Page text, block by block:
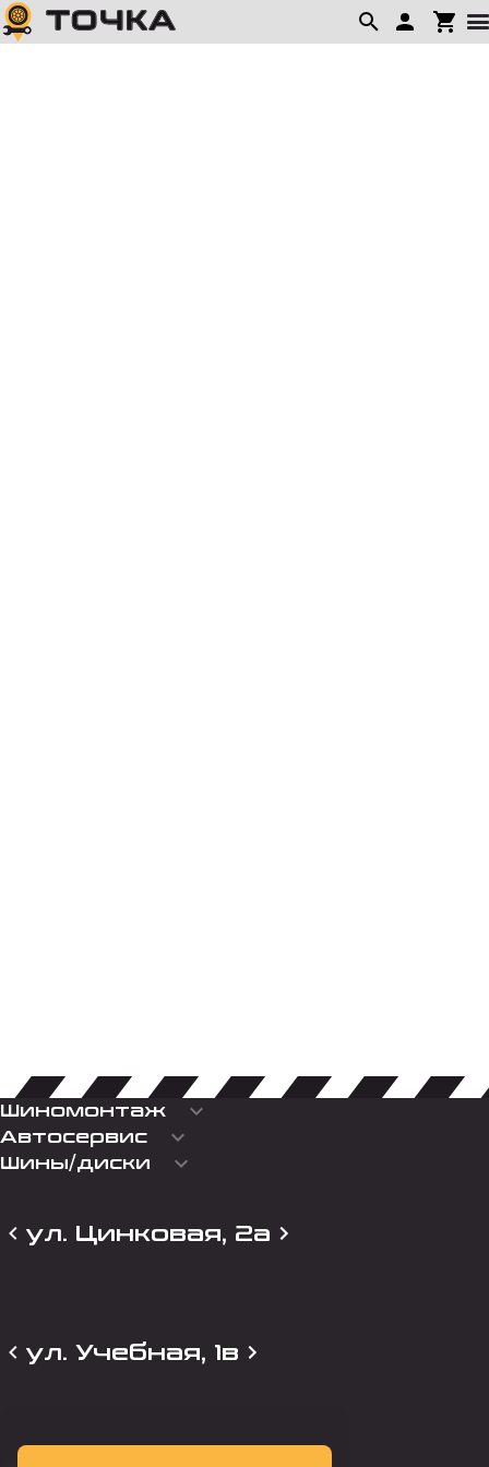
Шиномонтаж keyboard_arrow_down
Автосервис keyboard_arrow_down
Шины/диски keyboard_arrow_down
ул. Цинковая, 2а
ул. Учебная, 1в